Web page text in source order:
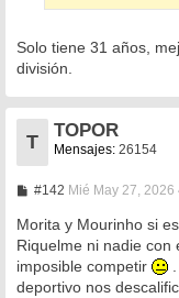
e
Solo tiene 31 años,
división.
T
TOPOR
Mensajes: 26154
#142M
n
s
a
j
e
Mié May 27, 2026
Morita y Mourinho si
Riquelme ni nadie con
imposible competir
deportivo nos